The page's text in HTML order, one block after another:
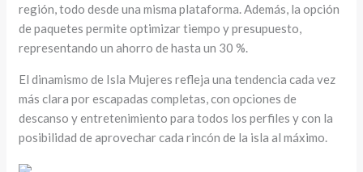
región, todo desde una misma plataforma. Además, la opción
de paquetes permite optimizar tiempo y presupuesto,
representando un ahorro de hasta un 30 %.
El dinamismo de Isla Mujeres refleja una tendencia cada vez
más clara por escapadas completas, con opciones de
descanso y entretenimiento para todos los perfiles y con la
posibilidad de aprovechar cada rincón de la isla al máximo.